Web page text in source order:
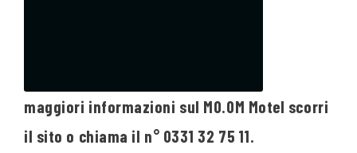
maggiori informazioni sul MO.OM Motel scorri
il sito o chiama il n° 0331 32 75 11.